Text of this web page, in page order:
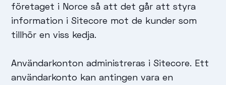
företaget i Norce så att det går att styra
information i Sitecore mot de kunder som
tillhör en viss kedja.
Användarkonton administreras i Sitecore. Ett
användarkonto kan antingen vara en